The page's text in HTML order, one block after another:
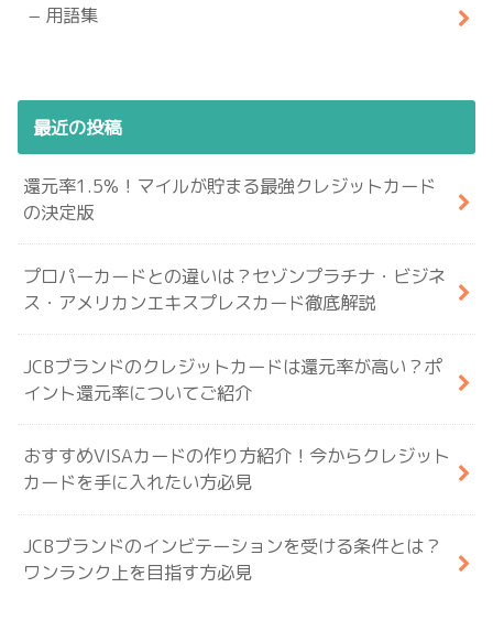
用語集
最近の投稿
還元率1.5%！マイルが貯まる最強クレジットカード
の決定版
プロパーカードとの違いは？セゾンプラチナ・ビジネ
ス・アメリカンエキスプレスカード徹底解説
JCBブランドのクレジットカードは還元率が高い？ポ
イント還元率についてご紹介
おすすめVISAカードの作り方紹介！今からクレジット
カードを手に入れたい方必見
JCBブランドのインビテーションを受ける条件とは？
ワンランク上を目指す方必見